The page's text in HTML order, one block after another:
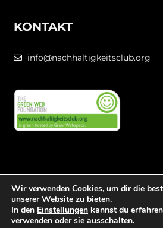
KONTAKT
info@nachhaltigkeitsclub.org
Folge uns
Wir verwenden Cookies, um dir die
unserer Website zu bieten.
In den Einstellungen kannst du
verwenden oder sie ausschalten.